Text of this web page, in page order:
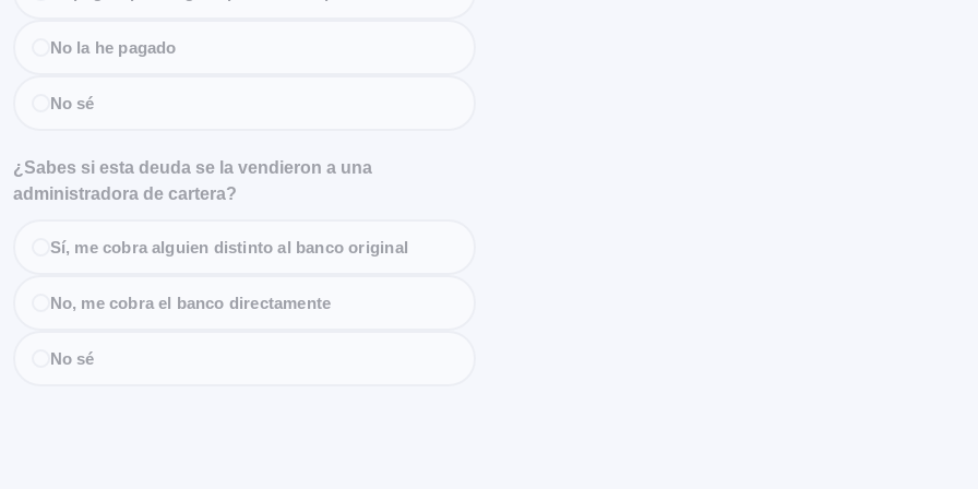
No la he pagado
No sé
¿Sabes si esta deuda se la vendieron a una
administradora de cartera?
Sí, me cobra alguien distinto al banco original
No, me cobra el banco directamente
No sé